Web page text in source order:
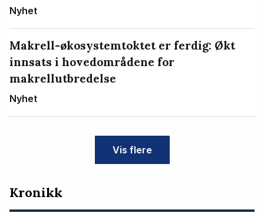
Nyhet
Makrell-økosystemtoktet er ferdig: Økt
innsats i hovedområdene for
makrellutbredelse
Nyhet
Vis flere
Kronikk